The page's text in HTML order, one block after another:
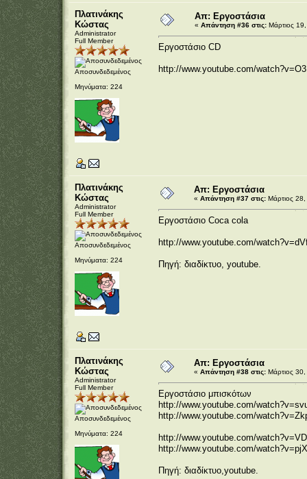
Πλατινάκης
Κώστας
Administrator
Full Member
Αποσυνδεδεμένος
Μηνύματα: 224
Απ: Εργοστάσια
« Απάντηση #36 στις:Μάρτιος
Εργοστάσιο CD
http://www.youtube.com/
Πλατινάκης
Κώστας
Administrator
Full Member
Αποσυνδεδεμένος
Μηνύματα: 224
Απ: Εργοστάσια
« Απάντηση #37 στις:Μάρτιος
Εργοστάσιο Coca cola
http://www.youtube.com/
Πηγή: διαδίκτυο, youtube.
Πλατινάκης
Κώστας
Administrator
Full Member
Αποσυνδεδεμένος
Μηνύματα: 224
Απ: Εργοστάσια
« Απάντηση #38 στις:Μάρτιος
Εργοστάσιο μπισκότων
http://www.youtube.com/
http://www.youtube.com/
http://www.youtube.com/
http://www.youtube.com/
Πηγή: διαδίκτυο,youtube.